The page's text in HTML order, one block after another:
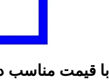
با قیمت مناسب